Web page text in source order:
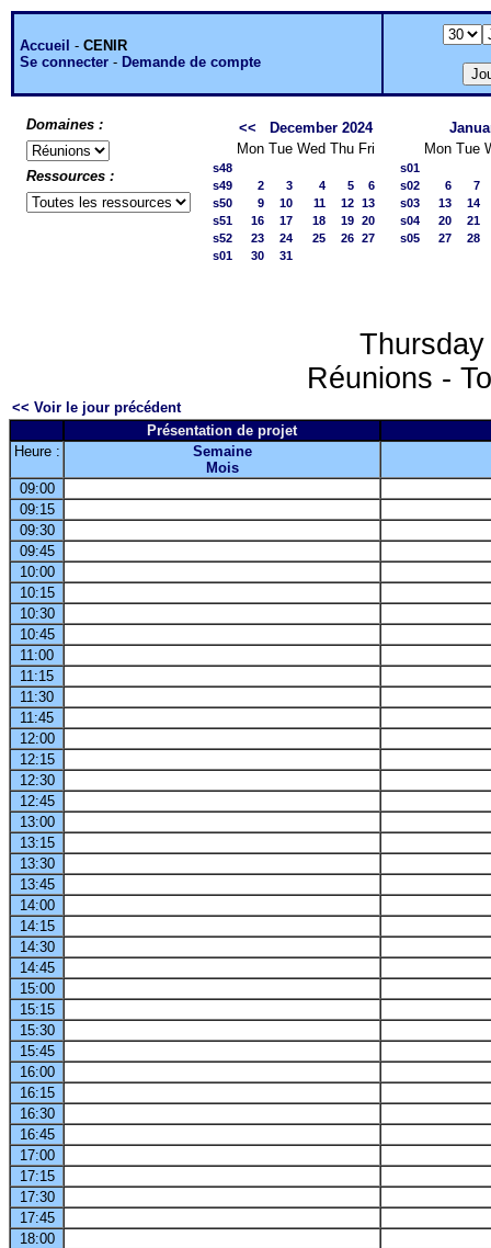
Accueil - CENIR
Se connecter - Demande de compte
Domaines :
Ressources :
<<
December 2024
Mon Tue Wed Thu Fri
s48
s49
2 3 4 5
6
s50
9 10 11 12 13
s51
16 17 18 19 20
s52
23 24 25 26 27
s01
30 31
Mon Tue
s01
s02
6
7
s03
13
14
s04
20
21
s05
27 28
Réunions -
<< Voir le jour précédent
Présentation de projet
Heure :
Semaine
Mois
09:00
09:15
09:30
09:45
10:00
10:15
10:30
10:45
11:00
11:15
11:30
11:45
12:00
12:15
12:30
12:45
13:00
13:15
13:30
13:45
14:00
14:15
14:30
14:45
15:00
15:15
15:30
15:45
16:00
16:15
16:30
16:45
17:00
17:15
17:30
17:45
18:00